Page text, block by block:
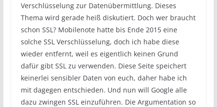
Verschlüsselung zur Datenübermittlung. Dieses
Thema wird gerade heiß diskutiert. Doch wer braucht
schon SSL? Mobilenote hatte bis Ende 2015 eine
solche SSL Verschlüsselung, doch ich habe diese
wieder entfernt, weil es eigentlich keinen Grund
dafür gibt SSL zu verwenden. Diese Seite speichert
keinerlei sensibler Daten von euch, daher habe ich
mit dagegen entschieden. Und nun will Google alle
dazu zwingen SSL einzuführen. Die Argumentation so